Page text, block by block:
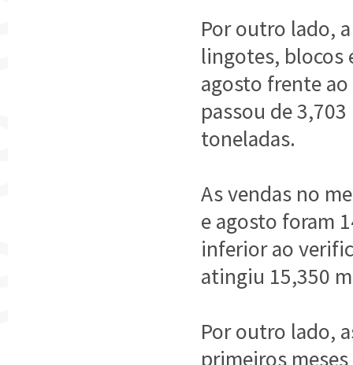
Por outro lado,
lingotes, blocos
agosto frente
passou de
toneladas.
As vendas no
e agosto foram
inferior ao
atingiu 15,350
Por outro lado,
primeiros